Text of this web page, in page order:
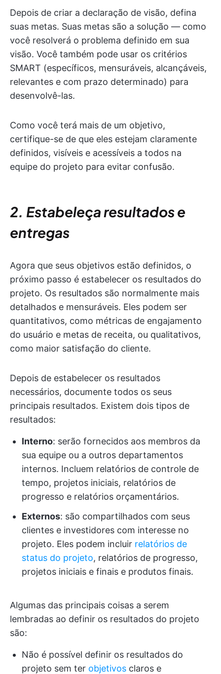
Depois de criar a declaração de visão, defina
suas metas. Suas metas são a solução — como
você resolverá o problema definido em sua
visão. Você também pode usar os critérios
SMART (específicos, mensuráveis, alcançáveis,
relevantes e com prazo determinado) para
desenvolvê-las.
Como você terá mais de um objetivo,
certifique-se de que eles estejam claramente
definidos, visíveis e acessíveis a todos na
equipe do projeto para evitar confusão.
2. Estabeleça resultados e
entregas
Agora que seus objetivos estão definidos, o
próximo passo é estabelecer os resultados do
projeto. Os resultados são normalmente mais
detalhados e mensuráveis. Eles podem ser
quantitativos, como métricas de engajamento
do usuário e metas de receita, ou qualitativos,
como maior satisfação do cliente.
Depois de estabelecer os resultados
necessários, documente todos os seus
principais resultados. Existem dois tipos de
resultados:
Interno: serão fornecidos aos membros da
sua equipe ou a outros departamentos
internos. Incluem relatórios de controle de
tempo, projetos iniciais, relatórios de
progresso e relatórios orçamentários.
Externos: são compartilhados com seus
clientes e investidores com interesse no
projeto. Eles podem incluir relatórios de
status do projeto, relatórios de progresso,
projetos iniciais e finais e produtos finais.
Algumas das principais coisas a serem
lembradas ao definir os resultados do projeto
são:
Não é possível definir os resultados do
projeto sem ter objetivos claros e